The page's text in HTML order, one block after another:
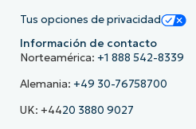
Tus opciones de privacidad
Información de contacto
Norteamérica: +1 888 542-8339
Alemania: +49 30-76758700
UK: +4420 3880 9027